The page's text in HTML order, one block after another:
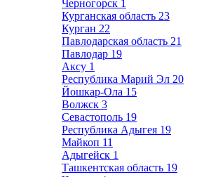
Черногорск 1
Курганская область 23
Курган 22
Павлодарская область 21
Павлодар 19
Аксу 1
Республика Марий Эл 20
Йошкар-Ола 15
Волжск 3
Севастополь 19
Республика Адыгея 19
Майкоп 11
Адыгейск 1
Ташкентская область 19